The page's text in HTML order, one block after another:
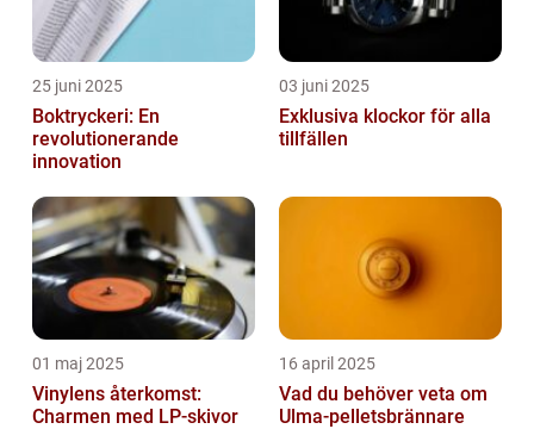
25 juni 2025
Boktryckeri: En
revolutionerande
innovation
03 juni 2025
Exklusiva klockor för alla
tillfällen
01 maj 2025
Vinylens återkomst:
Charmen med LP-skivor
16 april 2025
Vad du behöver veta om
Ulma-pelletsbrännare